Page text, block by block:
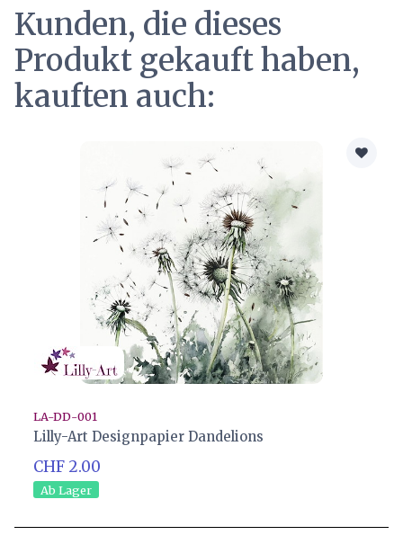
Kunden, die dieses
Produkt gekauft haben,
kauften auch:
LA-DD-001
Lilly-Art Designpapier Dandelions
CHF 2.00
Ab Lager